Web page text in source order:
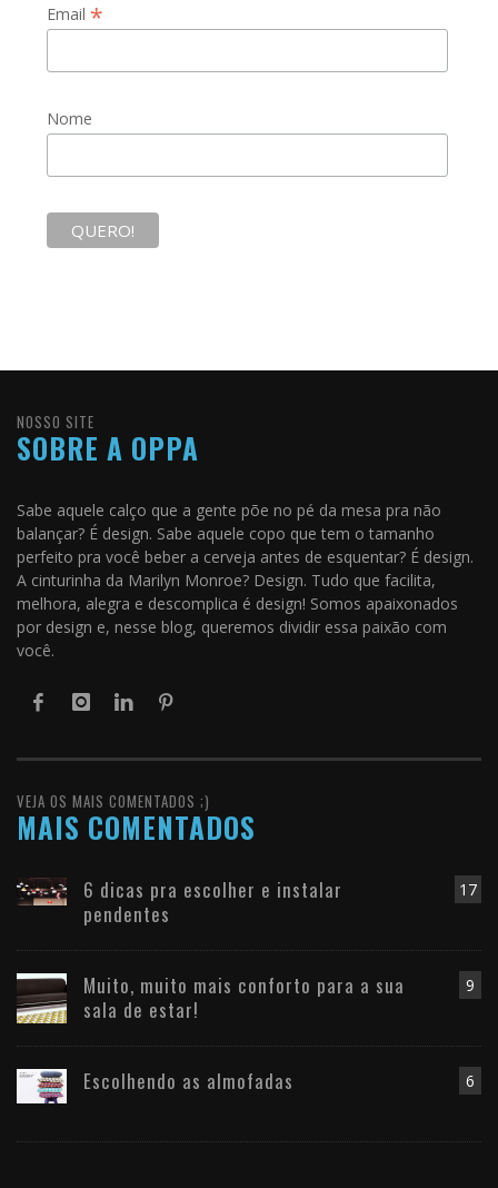
Email *
Nome
NOSSO SITE
SOBRE A OPPA
Sabe aquele calço que a gente põe no pé da mesa pra não
balançar? É design. Sabe aquele copo que tem o tamanho
perfeito pra você beber a cerveja antes de esquentar? É design.
A cinturinha da Marilyn Monroe? Design. Tudo que facilita,
melhora, alegra e descomplica é design! Somos apaixonados
por design e, nesse blog, queremos dividir essa paixão com
você.
VEJA OS MAIS COMENTADOS ;)
MAIS COMENTADOS
17
6 dicas pra escolher e instalar
pendentes
9
Muito, muito mais conforto para a sua
sala de estar!
6
Escolhendo as almofadas